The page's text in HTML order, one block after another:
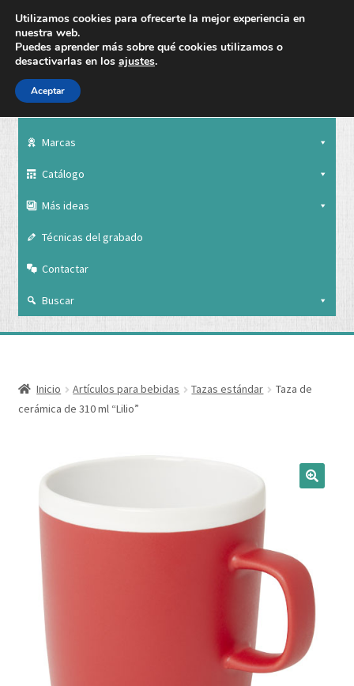
Marcas
Catálogo
Más ideas
Técnicas del grabado
Contactar
Buscar
Nuestra empresa
el
hijo
Más ideas
Técnicas del grabado
Contactar
Buscar
Inicio Artículos para bebidas Tazas estándar
Taza de
cerámica de 310 ml “Lilio”
Utilizamos cookies para ofrecerte la mejor experiencia en
nuestra web.
Puedes aprender más sobre qué cookies utilizamos o
desactivarlas en los ajustes.
Aceptar